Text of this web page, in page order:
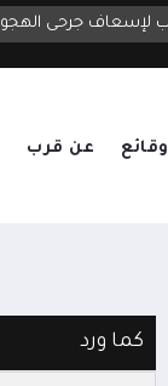
وقائع عن قرب
كما ورد